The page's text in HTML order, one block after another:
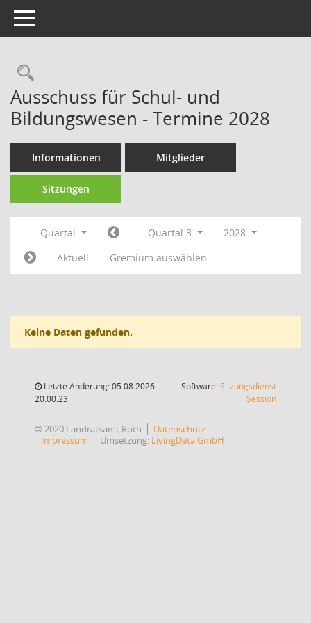
Toggle navigation
Rechercheauswahl
Ausschuss für Schul- und
Bildungswesen - Termine 2028
Informationen Mitglieder
Sitzungen
Quartal Quartal 3
2028
Aktuell
Gremium auswählen
Keine Daten gefunden.
Letzte Änderung: 05.08.2026
20:00:23
Software:Sitzungsdienst
Session(Wird in
© 2020 Landratsamt Roth
Datenschutz
Impressum
Umsetzung: LivingData GmbH